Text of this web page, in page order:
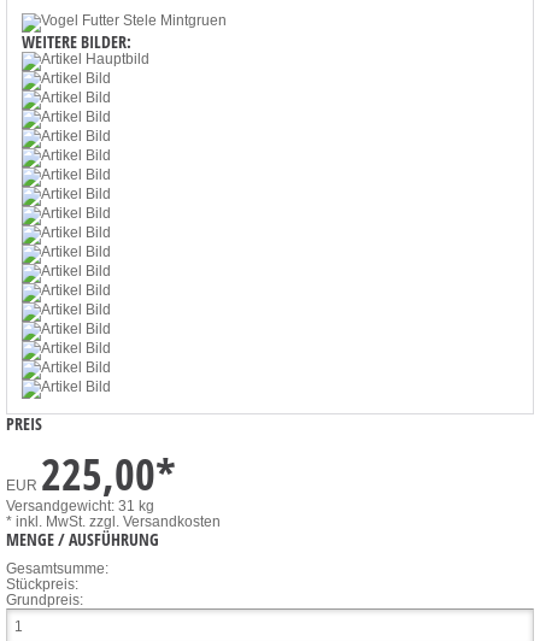
WEITERE BILDER:
PREIS
EUR 225,00*
Versandgewicht: 31 kg
* inkl. MwSt. zzgl. Versandkosten
MENGE / AUSFÜHRUNG
Gesamtsumme:
Stückpreis:
Grundpreis: